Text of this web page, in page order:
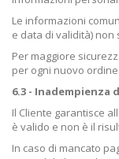
Le informazioni
e data di validità)
Per maggiore
per ogni nuovo ordine.
6.3 - Inadempienza
Il Cliente garantisce
è valido e non è il
In caso di mancato